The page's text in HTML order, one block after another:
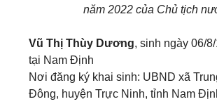
năm 2022 của Chủ tịch
Vũ Thị Thùy Dương, sinh ngày 06/
tại Nam Định
Nơi đăng ký khai sinh: UBND xã
Đông, huyện Trực Ninh, tỉnh Nam